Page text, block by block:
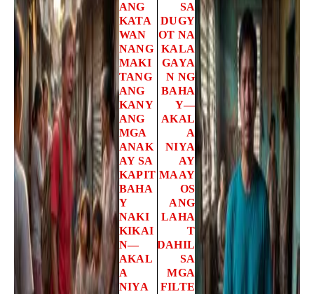
ANG
KATA
WAN
NANG
MAKI
TANG
ANG
KANY
ANG
MGA
ANAK
AY SA
KAPIT
BAHA
Y
NAKI
KIKAI
N—
AKAL
A
NIYA
SA
DUGY
OT NA
KALA
GAYA
N NG
BAHA
Y—
AKAL
A
NIYA
AY
MAAY
OS
ANG
LAHA
T
DAHIL
SA
MGA
FILTE